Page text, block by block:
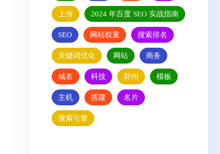
上传 2024 年百度 SEO 实战指南
SEO 网站权重 搜索排名
关键词优化 网站 商务
域名 科技 郑州 模板
主机 搭建 名片
搜索引擎